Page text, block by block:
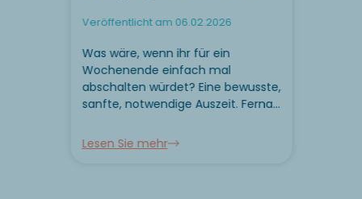
Veröffentlicht am 06.02.2026
Was wäre, wenn ihr für ein
Wochenende einfach mal
abschalten würdet? Eine bewusste,
sanfte, notwendige Auszeit. Fernab
Alltagspflich...
Lesen Sie mehr